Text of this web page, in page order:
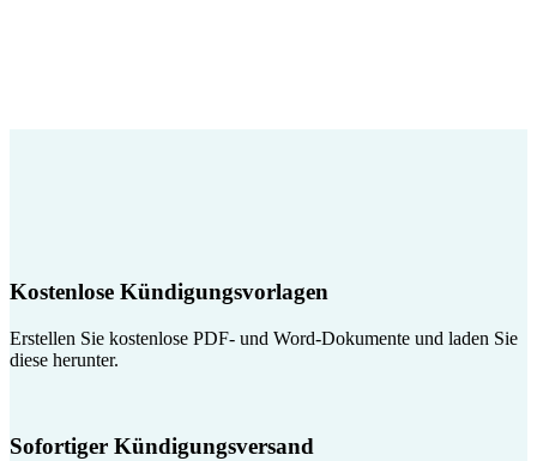
Kostenlose Kündigungsvorlagen
Erstellen Sie kostenlose PDF- und Word-Dokumente und laden Sie
diese herunter.
Sofortiger Kündigungsversand